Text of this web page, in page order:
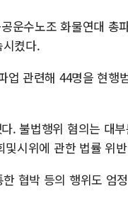
강원도 폭염특보
[르포] 39도 폭염
강원·전라권 폭
빚투·레버리지
[2보] 북한, 원산서
운수노조 화물연대 총
켰다.
업 관련해 44명을 현행
. 불법행위 혐의는 대
시위에 관한 법률 위
협박 등의 행위도 엄